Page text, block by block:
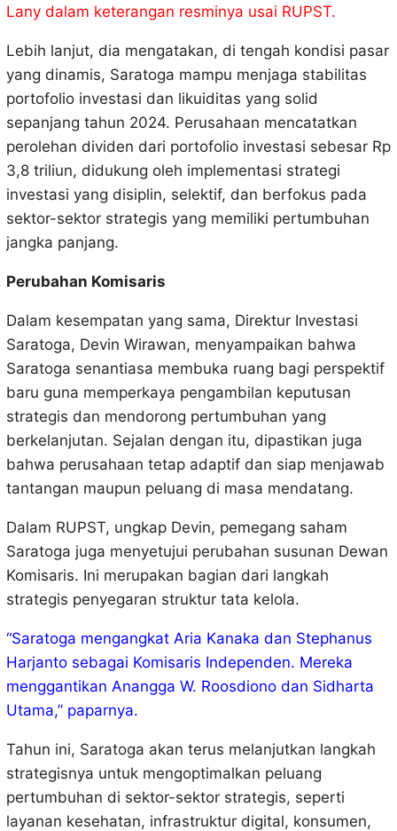
Lany dalam keterangan resminya usai RUPST.
Lebih lanjut, dia mengatakan, di tengah kondisi pasar
yang dinamis, Saratoga mampu menjaga stabilitas
portofolio investasi dan likuiditas yang solid
sepanjang tahun 2024. Perusahaan mencatatkan
perolehan dividen dari portofolio investasi sebesar Rp
3,8 triliun, didukung oleh implementasi strategi
investasi yang disiplin, selektif, dan berfokus pada
sektor-sektor strategis yang memiliki pertumbuhan
jangka panjang.
Perubahan Komisaris
Dalam kesempatan yang sama, Direktur Investasi
Saratoga, Devin Wirawan, menyampaikan bahwa
Saratoga senantiasa membuka ruang bagi perspektif
baru guna memperkaya pengambilan keputusan
strategis dan mendorong pertumbuhan yang
berkelanjutan. Sejalan dengan itu, dipastikan juga
bahwa perusahaan tetap adaptif dan siap menjawab
tantangan maupun peluang di masa mendatang.
Dalam RUPST, ungkap Devin, pemegang saham
Saratoga juga menyetujui perubahan susunan Dewan
Komisaris. Ini merupakan bagian dari langkah
strategis penyegaran struktur tata kelola.
“Saratoga mengangkat Aria Kanaka dan Stephanus
Harjanto sebagai Komisaris Independen. Mereka
menggantikan Anangga W. Roosdiono dan Sidharta
Utama,” paparnya.
Tahun ini, Saratoga akan terus melanjutkan langkah
strategisnya untuk mengoptimalkan peluang
pertumbuhan di sektor-sektor strategis, seperti
layanan kesehatan, infrastruktur digital, konsumen,